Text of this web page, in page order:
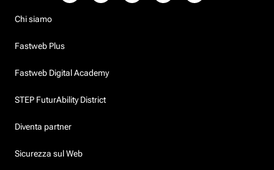
Chi siamo
Fastweb Plus
Fastweb Digital Academy
STEP FuturAbility District
Diventa partner
Sicurezza sul Web